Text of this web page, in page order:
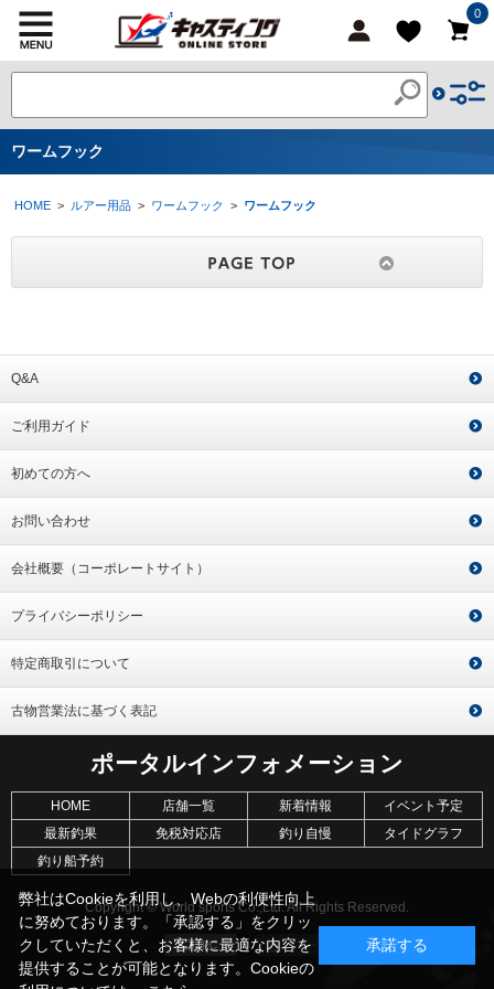
0
ワームフック
HOME > ルアー用品 > ワームフック > ワームフック
Q&A
ご利用ガイド
初めての方へ
お問い合わせ
会社概要（コーポレートサイト）
プライバシーポリシー
特定商取引について
古物営業法に基づく表記
ポータルインフォメーション
HOME 店舗一覧 新着情報
イベント予定
最新釣果
免税対応店 釣り自慢
タイドグラフ
釣り船予約
Copyright © World sports Co.,Ltd. All Rights Reserved.
弊社はCookieを利用し、Webの利便性向上
に努めております。「承認する」をクリッ
クしていただくと、お客様に最適な内容を
提供することが可能となります。Cookieの
承諾する